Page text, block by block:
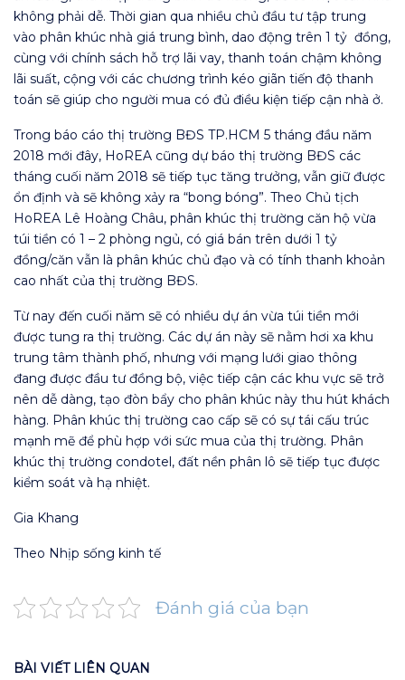
không phải dễ. Thời gian qua nhiều chủ đầu tư tập trung
vào phân khúc nhà giá trung bình, dao động trên 1 tỷ đồng,
cùng với chính sách hỗ trợ lãi vay, thanh toán chậm không
lãi suất, cộng với các chương trình kéo giãn tiến độ thanh
toán sẽ giúp cho người mua có đủ điều kiện tiếp cận nhà ở.
Trong báo cáo thị trường BĐS TP.HCM 5 tháng đầu năm
2018 mới đây, HoREA cũng dự báo thị trường BĐS các
tháng cuối năm 2018 sẽ tiếp tục tăng trưởng, vẫn giữ được
ổn định và sẽ không xảy ra “bong bóng”. Theo Chủ tịch
HoREA Lê Hoàng Châu, phân khúc thị trường căn hộ vừa
túi tiền có 1 – 2 phòng ngủ, có giá bán trên dưới 1 tỷ
đồng/căn vẫn là phân khúc chủ đạo và có tính thanh khoản
cao nhất của thị trường BĐS.
Từ nay đến cuối năm sẽ có nhiều dự án vừa túi tiền mới
được tung ra thị trường. Các dự án này sẽ nằm hơi xa khu
trung tâm thành phố, nhưng với mạng lưới giao thông
đang được đầu tư đồng bộ, việc tiếp cận các khu vực sẽ trở
nên dễ dàng, tạo đòn bẩy cho phân khúc này thu hút khách
hàng. Phân khúc thị trường cao cấp sẽ có sự tái cấu trúc
mạnh mẽ để phù hợp với sức mua của thị trường. Phân
khúc thị trường condotel, đất nền phân lô sẽ tiếp tục được
kiểm soát và hạ nhiệt.
Gia Khang
Theo Nhịp sống kinh tế
Đánh giá của bạn
BÀI VIẾT LIÊN QUAN